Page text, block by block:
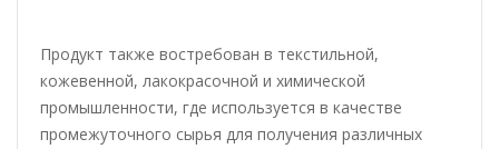
Продукт также востребован в текстильной,
кожевенной, лакокрасочной и химической
промышленности, где используется в качестве
промежуточного сырья для получения различных